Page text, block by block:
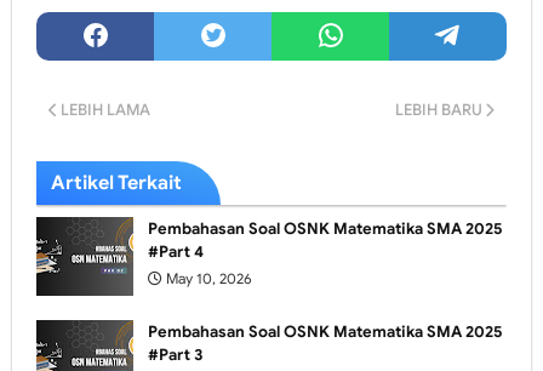
LEBIH BARU
LEBIH LAMA
Artikel Terkait
Pembahasan Soal OSNK Matematika SMA 2025
#Part 4
May 10, 2026
Pembahasan Soal OSNK Matematika SMA 2025
#Part 3